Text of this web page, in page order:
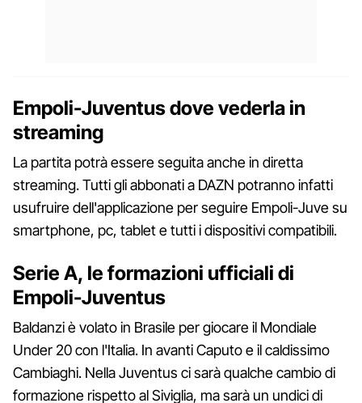
Empoli-Juventus dove vederla in
streaming
La partita potrà essere seguita anche in diretta
streaming. Tutti gli abbonati a DAZN potranno infatti
usufruire dell'applicazione per seguire Empoli-Juve su
smartphone, pc, tablet e tutti i dispositivi compatibili.
Serie A, le formazioni ufficiali di
Empoli-Juventus
Baldanzi è volato in Brasile per giocare il Mondiale
Under 20 con l'Italia. In avanti Caputo e il caldissimo
Cambiaghi. Nella Juventus ci sarà qualche cambio di
formazione rispetto al Siviglia, ma sarà un undici di